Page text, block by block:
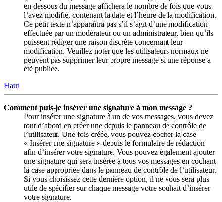
en dessous du message affichera le nombre de fois que vous
l’avez modifié, contenant la date et l’heure de la modification.
Ce petit texte n’apparaîtra pas s’il s’agit d’une modification
effectuée par un modérateur ou un administrateur, bien qu’ils
puissent rédiger une raison discrète concernant leur
modification. Veuillez noter que les utilisateurs normaux ne
peuvent pas supprimer leur propre message si une réponse a
été publiée.
Haut
Comment puis-je insérer une signature à mon message ?
Pour insérer une signature à un de vos messages, vous devez
tout d’abord en créer une depuis le panneau de contrôle de
l’utilisateur. Une fois créée, vous pouvez cocher la case
« Insérer une signature » depuis le formulaire de rédaction
afin d’insérer votre signature. Vous pouvez également ajouter
une signature qui sera insérée à tous vos messages en cochant
la case appropriée dans le panneau de contrôle de l’utilisateur.
Si vous choisissez cette dernière option, il ne vous sera plus
utile de spécifier sur chaque message votre souhait d’insérer
votre signature.